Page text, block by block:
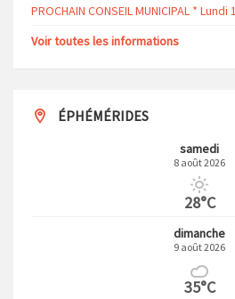
PROCHAIN CONSEIL MUNICIPAL *
Voir toutes les informations
ÉPHÉMÉRIDES
samedi
8 août 2026
28°C
dimanche
9 août 2026
35°C